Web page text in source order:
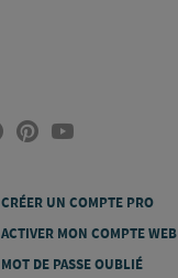
CRÉER UN COMPTE PRO
ACTIVER MON COMPTE WEB
MOT DE PASSE OUBLIÉ